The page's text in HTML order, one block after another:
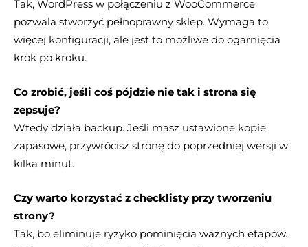
Tak, WordPress w połączeniu z WooCommerce
pozwala stworzyć pełnoprawny sklep. Wymaga to
więcej konfiguracji, ale jest to możliwe do ogarnięcia
krok po kroku.
Co zrobić, jeśli coś pójdzie nie tak i strona się
zepsuje?
Wtedy działa backup. Jeśli masz ustawione kopie
zapasowe, przywrócisz stronę do poprzedniej wersji w
kilka minut.
Czy warto korzystać z checklisty przy tworzeniu
strony?
Tak, bo eliminuje ryzyko pominięcia ważnych etapów.